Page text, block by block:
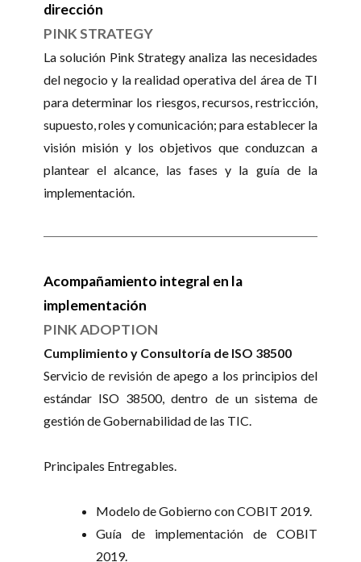
dirección
PINK STRATEGY
La solución Pink Strategy analiza las necesidades
del negocio y la realidad operativa del área de TI
para determinar los riesgos, recursos, restricción,
supuesto, roles y comunicación; para establecer la
visión misión y los objetivos que conduzcan a
plantear el alcance, las fases y la guía de la
implementación.
Acompañamiento integral en la
implementación
PINK ADOPTION
Cumplimiento y Consultoría de ISO 38500
Servicio de revisión de apego a los principios del
estándar ISO 38500, dentro de un sistema de
gestión de Gobernabilidad de las TIC.
Principales Entregables.
Modelo de Gobierno con COBIT 2019.
Guía de implementación de COBIT
2019.